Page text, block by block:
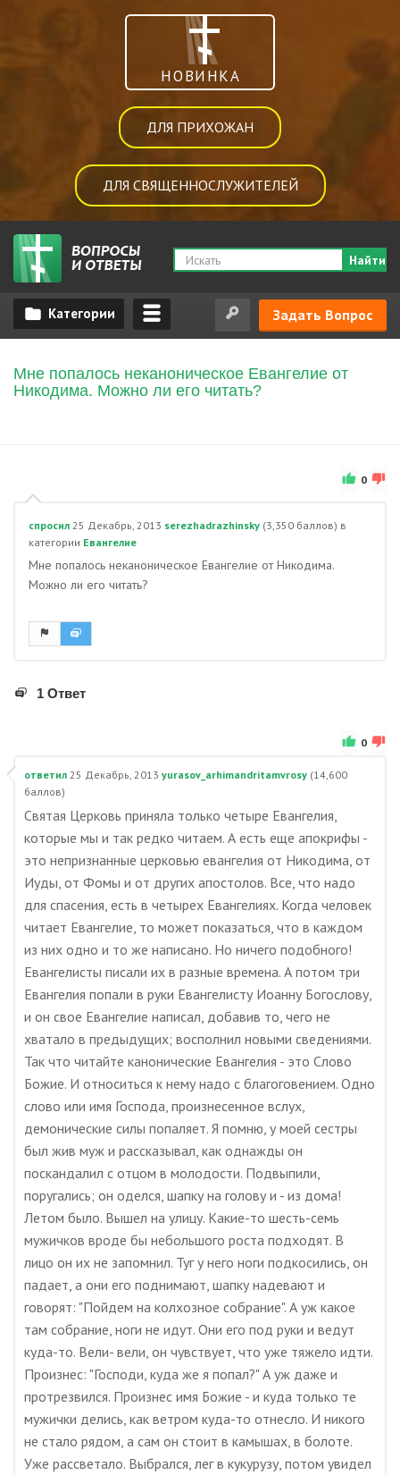
НОВИНКА
ДЛЯ ПРИХОЖАН
ДЛЯ СВЯЩЕННОСЛУЖИТЕЛЕЙ
Найти
Задать Вопрос
Мне попалось неканоническое Евангелие от
Никодима. Можно ли его читать?
0
спросил 25 Декабрь, 2013 serezhadrazhinsky (3,350 баллов) в
категории Евангелие
Мне попалось неканоническое Евангелие от Никодима.
Можно ли его читать?
1 Ответ
0
ответил 25 Декабрь, 2013 yurasov_arhimandritamvrosy (14,600
баллов)
Святая Церковь приняла только четыре Евангелия,
которые мы и так редко читаем. А есть еще апокрифы -
это непризнанные церковью евангелия от Никодима, от
Иуды, от Фомы и от других апостолов. Все, что надо
для спасения, есть в четырех Евангелиях. Когда человек
читает Евангелие, то может показаться, что в каждом
из них одно и то же написано. Но ничего подобного!
Евангелисты писали их в разные времена. А потом три
Евангелия попали в руки Евангелисту Иоанну Богослову,
и он свое Евангелие написал, добавив то, чего не
хватало в предыдущих; восполнил новыми сведениями.
Так что читайте канонические Евангелия - это Слово
Божие. И относиться к нему надо с благоговением. Одно
слово или имя Господа, произнесенное вслух,
демонические силы попаляет. Я помню, у моей сестры
был жив муж и рассказывал, как однажды он
поскандалил с отцом в молодости. Подвыпили,
поругались; он оделся, шапку на голову и - из дома!
Летом было. Вышел на улицу. Какие-то шесть-семь
мужичков вроде бы небольшого роста подходят. В
лицо он их не запомнил. Туг у него ноги подкосились, он
падает, а они его поднимают, шапку надевают и
говорят: "Пойдем на колхозное собрание". А уж какое
там собрание, ноги не идут. Они его под руки и ведут
куда-то. Вели- вели, он чувствует, что уже тяжело идти.
Произнес: "Господи, куда же я попал?" А уж даже и
протрезвился. Произнес имя Божие - и куда только те
мужички делись, как ветром куда-то отнесло. И никого
не стало рядом, а сам он стоит в камышах, в болоте.
Уже рассветало. Выбрался, лег в кукурузу, потом увидел